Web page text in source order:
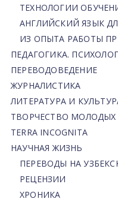
ТЕХНОЛОГИИ
АНГЛИЙСКИЙ ЯЗЫК
ИЗ ОПЫТА РАБОТЫ
ПЕДАГОГИКА.
ПЕРЕВОДОВЕДЕНИЕ
ЖУРНАЛИСТИКА
ЛИТЕРАТУРА И
ТВОРЧЕСТВО МОЛОДЫХ
TERRA INCOGNITA
НАУЧНАЯ ЖИЗНЬ
ПЕРЕВОДЫ НА
РЕЦЕНЗИИ
ХРОНИКА